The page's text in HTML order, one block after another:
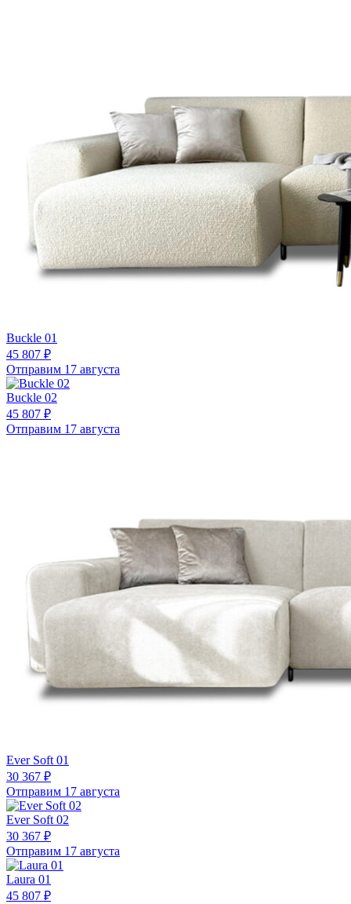
Buckle 01
45 807 ₽
Отправим 17 августа
Buckle 02
45 807 ₽
Отправим 17 августа
Ever Soft 01
30 367 ₽
Отправим 17 августа
Ever Soft 02
30 367 ₽
Отправим 17 августа
Laura 01
45 807 ₽